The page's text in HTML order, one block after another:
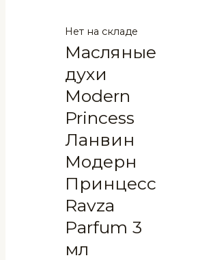
Нет на складе
Масляные
духи
Modern
Princess
Ланвин
Модерн
Принцесс
Ravza
Parfum 3
мл